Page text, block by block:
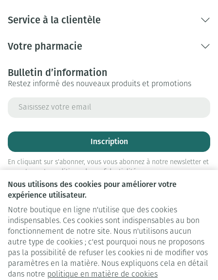
Nous utilisons des cookies pour améliorer votre
expérience utilisateur.
Notre boutique en ligne n'utilise que des cookies
indispensables. Ces cookies sont indispensables au bon
fonctionnement de notre site. Nous n'utilisons aucun
autre type de cookies ; c'est pourquoi nous ne proposons
pas la possibilité de refuser les cookies ni de modifier vos
paramètres en la matière. Nous expliquons cela en détail
dans notre politique en matière de cookies
Service à la clientèle
Votre pharmacie
Bulletin d’information
Restez informé des nouveaux produits et promotions
Inscription
En cliquant sur s'abonner, vous vous abonnez à notre newsletter et
acceptez notrepolitique de confidentialité.
Liens légaux